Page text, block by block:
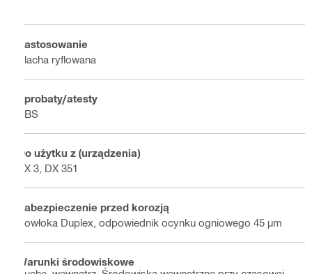
Zastosowanie
Blacha ryflowana
Aprobaty/atesty
ABS
Do użytku z (urządzenia)
BX 3, DX 351
Zabezpieczenie przed korozją
Powłoka Duplex, odpowiednik ocynku ogniowego 45 µm
Warunki środowiskowe